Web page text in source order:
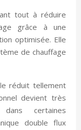
tout à réduire
grâce à une
optimisée. Elle
de chauffage
réduit tellement
devient très
certaines
double flux